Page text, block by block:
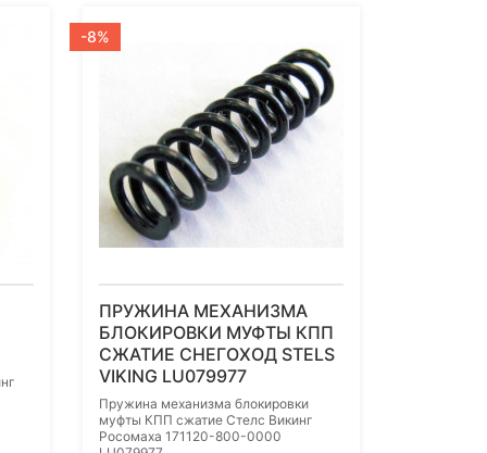
-8%
ПРУЖИНА МЕХАНИЗМА
БЛОКИРОВКИ МУФТЫ КПП
СЖАТИЕ СНЕГОХОД STELS
VIKING LU079977
Пружина механизма блокировки
муфты КПП сжатие Стелс Викинг
Росомаха 171120-800-0000